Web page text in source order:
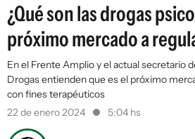
¿Qué son las drogas
próximo mercado a
En el Frente Amplio y el actual secretario
Drogas entienden que es el próximo
con fines terapéuticos
22 de enero 2024
5:04 hs